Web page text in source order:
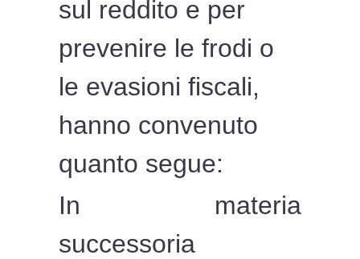
sul reddito e per
prevenire le frodi o
le evasioni fiscali,
hanno convenuto
quanto segue:
In materia
successoria